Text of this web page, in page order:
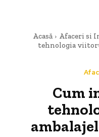
Acasă Afaceri si
tehnologia
Cum